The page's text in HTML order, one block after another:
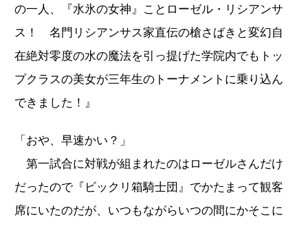
の一人、『水氷の女神』ことローゼル・リシアンサ
ス！ 名門リシアンサス家直伝の槍さばきと変幻自
在絶対零度の水の魔法を引っ提げた学院内でもトッ
プクラスの美女が三年生のトーナメントに乗り込ん
できました！』
「おや、早速かい？」
第一試合に対戦が組まれたのはローゼルさんだけ
だったので『ビックリ箱騎士団』でかたまって観客
席にいたのだが、いつもながらいつの間にかそこに